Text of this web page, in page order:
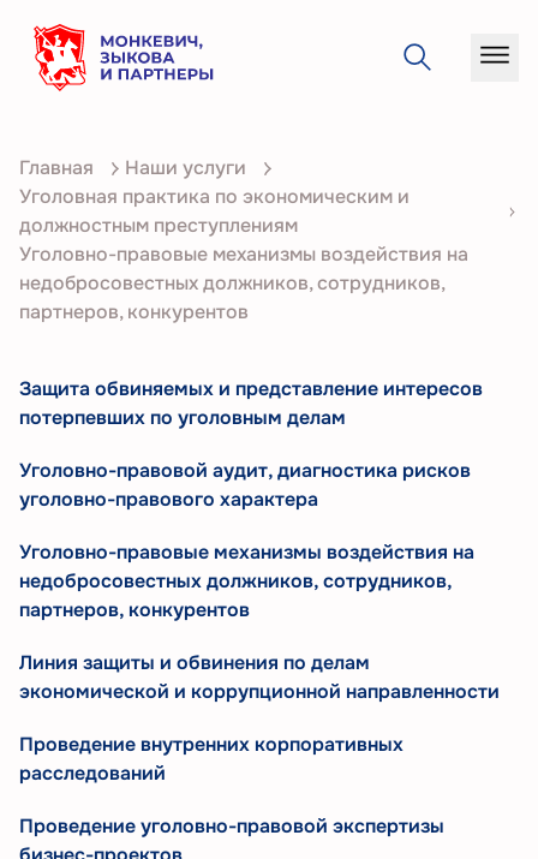
компании
Услуги
Кейсы
Статьи
Главная
Наши услуги
Уголовная практика по экономическим и
должностным преступлениям
Уголовно-правовые механизмы воздействия на
недобросовестных должников, сотрудников,
партнеров, конкурентов
Защита обвиняемых и представление интересов
потерпевших по уголовным делам
Уголовно-правовой аудит, диагностика рисков
уголовно-правового характера
Уголовно-правовые механизмы воздействия на
недобросовестных должников, сотрудников,
партнеров, конкурентов
Линия защиты и обвинения по делам
экономической и коррупционной направленности
Проведение внутренних корпоративных
расследований
Проведение уголовно-правовой экспертизы